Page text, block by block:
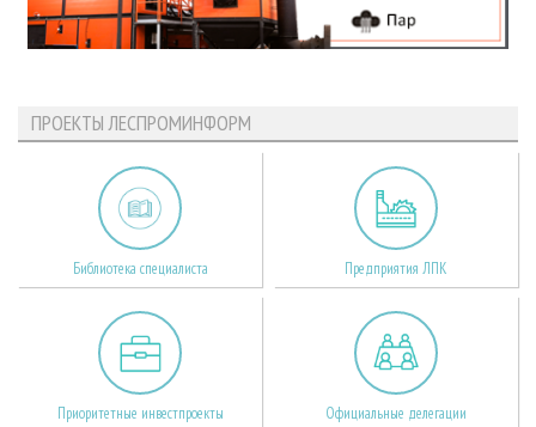
ПРОЕКТЫ ЛЕСПРОМИНФОРМ
Библиотека специалиста Предприятия ЛПК
Приоритетные инвестпроекты Официальные делегации